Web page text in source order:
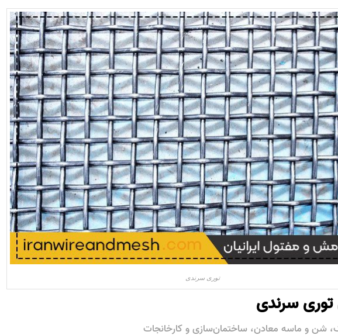
توری سرندی
توری سرندی
شن و ماسه معادن، ساختمان‌سازی و کارخانجات